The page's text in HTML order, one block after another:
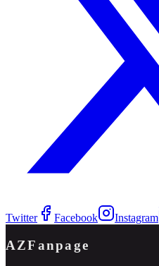
Twitter Facebook Instagram
AZFanpage